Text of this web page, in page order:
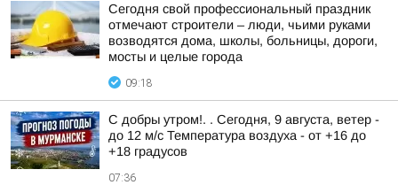
Сегодня свой профессиональный праздник
отмечают строители – люди, чьими руками
возводятся дома, школы, больницы, дороги,
мосты и целые города
09:18
С добры утром!. . Сегодня, 9 августа, ветер -
до 12 м/с Температура воздуха - от +16 до
+18 градусов
07:36